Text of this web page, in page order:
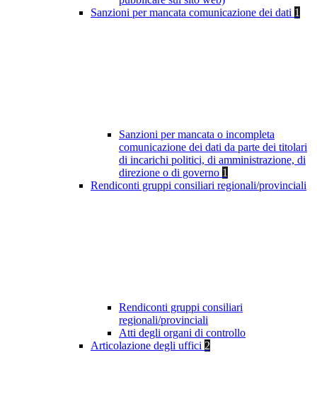
Sanzioni per mancata comunicazione dei dati 1
Sanzioni per mancata o incompleta
comunicazione dei dati da parte dei titolari
di incarichi politici, di amministrazione, di
direzione o di governo 1
Rendiconti gruppi consiliari regionali/provinciali
Rendiconti gruppi consiliari
regionali/provinciali
Atti degli organi di controllo
Articolazione degli uffici 2